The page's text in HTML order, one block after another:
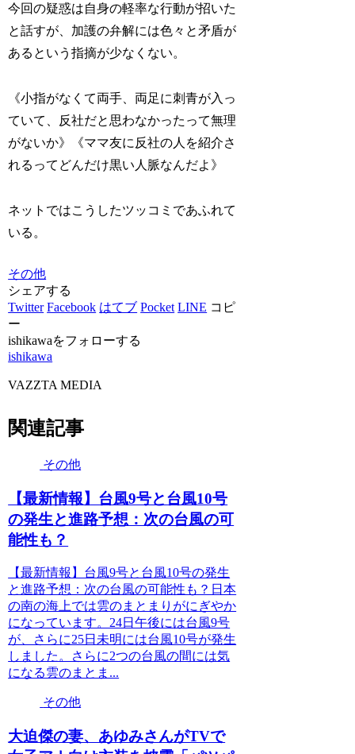
今回の疑惑は自身の軽率な行動が招いた
と話すが、加護の弁解には色々と矛盾が
あるという指摘が少なくない。
《小指がなくて両手、両足に刺青が入っ
ていて、反社だと思わなかったって無理
がないか》《ママ友に反社の人を紹介さ
れるってどんだけ黒い人脈なんだよ》
ネットではこうしたツッコミであふれて
いる。
その他
シェアする
Twitter Facebook はてブ Pocket LINE コピ
ー
ishikawaをフォローする
ishikawa
VAZZTA MEDIA
関連記事
その他
【最新情報】台風9号と台風10号
の発生と進路予想：次の台風の可
能性も？
【最新情報】台風9号と台風10号の発生
と進路予想：次の台風の可能性も？日本
の南の海上では雲のまとまりがにぎやか
になっています。24日午後には台風9号
が、さらに25日未明には台風10号が発生
しました。さらに2つの台風の間には気
になる雲のまとま...
その他
大迫傑の妻、あゆみさんがTVで